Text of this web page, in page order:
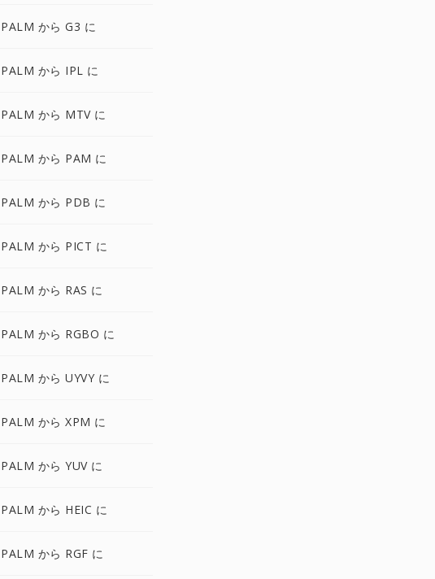
PALM から G3 に
PALM から IPL に
PALM から MTV に
PALM から PAM に
PALM から PDB に
PALM から PICT に
PALM から RAS に
PALM から RGBO に
PALM から UYVY に
PALM から XPM に
PALM から YUV に
PALM から HEIC に
PALM から RGF に